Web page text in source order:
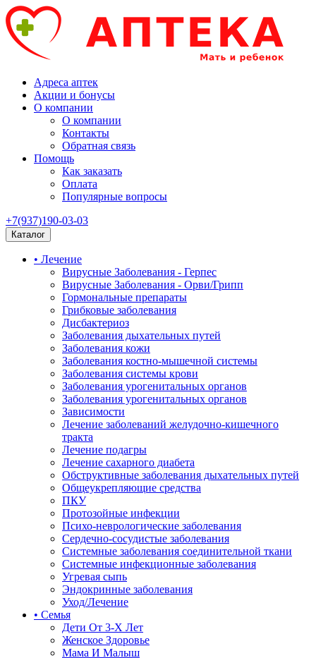
Адреса аптек
Акции и бонусы
О компании
О компании
Контакты
Обратная связь
Помощь
Как заказать
Оплата
Популярные вопросы
+7(937)190-03-03
Каталог
• Лечение
Вирусные Заболевания - Герпес
Вирусные Заболевания - Орви/Грипп
Гормональные препараты
Грибковые заболевания
Дисбактериоз
Заболевания дыхательных путей
Заболевания кожи
Заболевания костно-мышечной системы
Заболевания системы крови
Заболевания урогенитальных органов
Заболевания урогенитальных органов
Зависимости
Лечение заболеваний желудочно-кишечного
тракта
Лечение подагры
Лечение сахарного диабета
Обструктивные заболевания дыхательных путей
Общеукрепляющие средства
ПКУ
Протозойные инфекции
Психо-неврологические заболевания
Сердечно-сосудистые заболевания
Системные заболевания соединительной ткани
Системные инфекционные заболевания
Угревая сыпь
Эндокринные заболевания
Уход/Лечение
• Семья
Дети От 3-Х Лет
Женское Здоровье
Мама И Малыш